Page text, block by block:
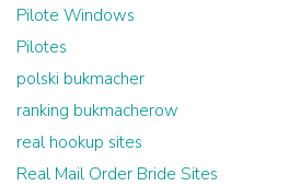
Pilote Windows
Pilotes
polski bukmacher
ranking bukmacherow
real hookup sites
Real Mail Order Bride Sites